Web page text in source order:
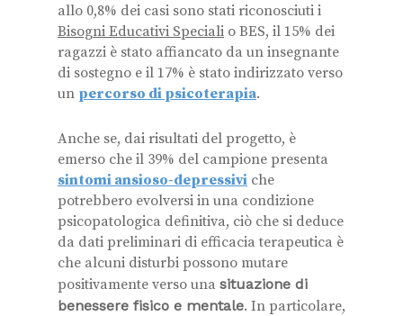
allo 0,8% dei casi sono stati riconosciuti i
Bisogni Educativi Speciali o BES, il 15% dei
ragazzi è stato affiancato da un insegnante
di sostegno e il 17% è stato indirizzato verso
un percorso di psicoterapia.
Anche se, dai risultati del progetto, è
emerso che il 39% del campione presenta
sintomi ansioso-depressivi che
potrebbero evolversi in una condizione
psicopatologica definitiva, ciò che si deduce
da dati preliminari di efficacia terapeutica è
che alcuni disturbi possono mutare
positivamente verso una situazione di
benessere fisico e mentale. In particolare,